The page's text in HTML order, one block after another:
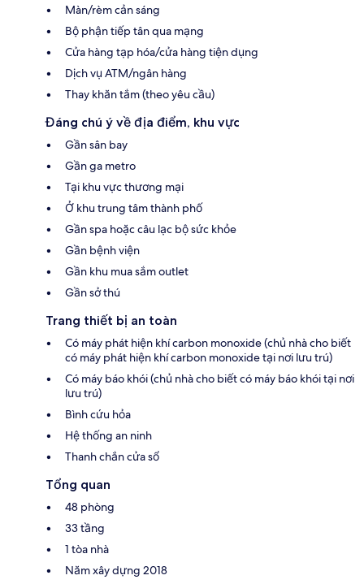
Màn/rèm cản sáng
Bộ phận tiếp tân qua mạng
Cửa hàng tạp hóa/cửa hàng tiện dụng
Dịch vụ ATM/ngân hàng
Thay khăn tắm (theo yêu cầu)
Đáng chú ý về địa điểm, khu vực
Gần sân bay
Gần ga metro
Tại khu vực thương mại
Ở khu trung tâm thành phố
Gần spa hoặc câu lạc bộ sức khỏe
Gần bệnh viện
Gần khu mua sắm outlet
Gần sở thú
Trang thiết bị an toàn
Có máy phát hiện khí carbon monoxide (chủ nhà cho biết
có máy phát hiện khí carbon monoxide tại nơi lưu trú)
Có máy báo khói (chủ nhà cho biết có máy báo khói tại nơi
lưu trú)
Bình cứu hỏa
Hệ thống an ninh
Thanh chắn cửa sổ
Tổng quan
48 phòng
33 tầng
1 tòa nhà
Năm xây dựng 2018